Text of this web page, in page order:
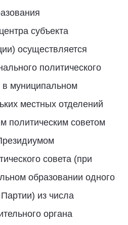
субъекта
осуществляется
политического
в муниципальном
местных отделений
политическим советом
совета (при
образовании одного
из числа
органа